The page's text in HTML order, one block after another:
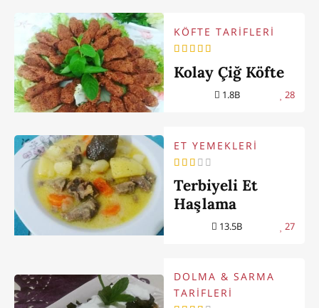
KÖFTE TARİFLERİ
Kolay Çiğ Köfte
1.8B 28
ET YEMEKLERİ
Terbiyeli Et
Haşlama
13.5B 27
DOLMA & SARMA
TARİFLERİ